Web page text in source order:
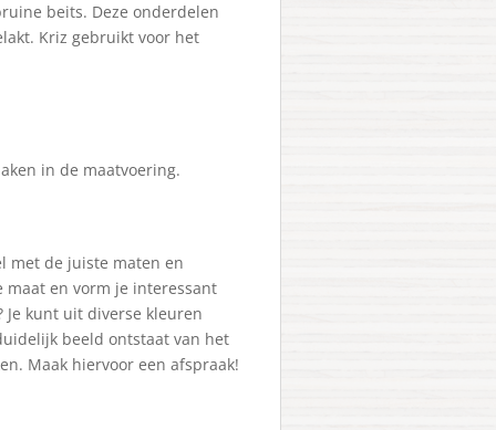
beits. Deze onderdelen
Kriz gebruikt voor het
in de maatvoering.
met de juiste maten en
en vorm je interessant
kunt uit diverse kleuren
beeld ontstaat van het
Maak hiervoor een afspraak!